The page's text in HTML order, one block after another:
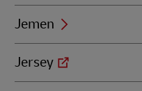
Jemen
Jersey